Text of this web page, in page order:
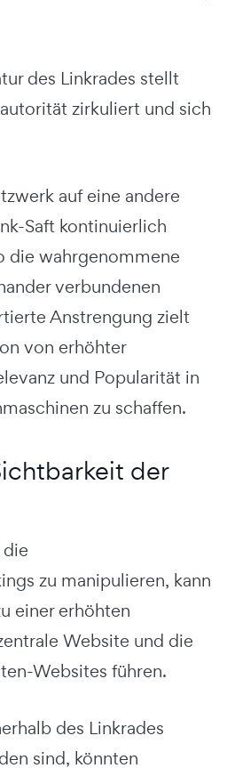
des Linkrades stellt
zirkuliert und sich
auf eine andere
Saft kontinuierlich
die wahrgenommene
verbundenen
Anstrengung zielt
von erhöhter
und Popularität in
zu schaffen.
der
zu manipulieren, kann
einer erhöhten
Website und die
Websites führen.
des Linkrades
sind, könnten